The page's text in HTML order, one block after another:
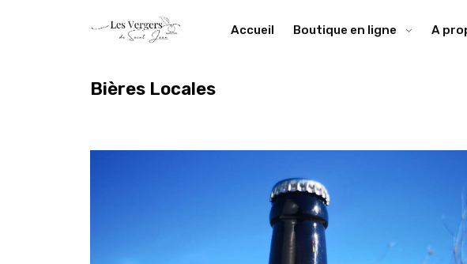
Accueil Boutique en ligne A
Bières Locales